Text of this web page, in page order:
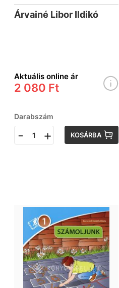
Árvainé Libor Ildikó
Aktuális online ár
2 080 Ft
Darabszám
- + KOSÁRBA